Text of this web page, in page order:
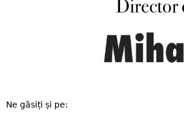
Ne găsiți și pe: